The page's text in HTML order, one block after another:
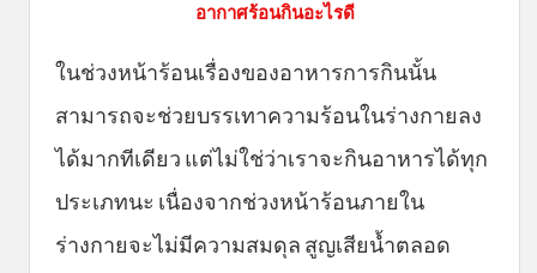
อากาศร้อนกินอะไรดี
ในช่วงหน้าร้อนเรื่องของอาหารการกินนั้น
สามารถจะช่วยบรรเทาความร้อนในร่างกายลง
ได้มากทีเดียว แต่ไม่ใช่ว่าเราจะกินอาหารได้ทุก
ประเภทนะ เนื่องจากช่วงหน้าร้อนภายใน
ร่างกายจะไม่มีความสมดุล สูญเสียน้ำตลอด